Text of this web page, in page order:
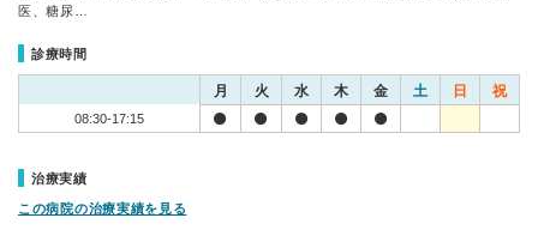
医、糖尿…
診療時間
月 火 水 木 金 土 日 祝
08:30-17:15
治療実績
この病院の治療実績を見る